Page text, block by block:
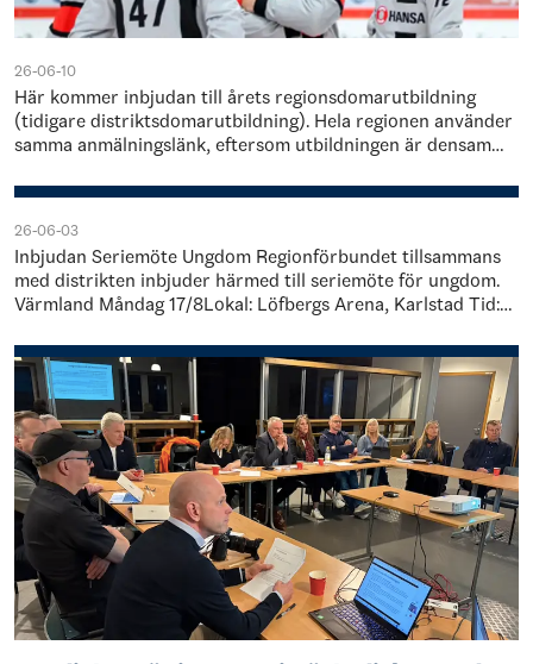
26-06-10
Här kommer inbjudan till årets regionsdomarutbildning
(tidigare distriktsdomarutbildning). Hela regionen använder
samma anmälningslänk, eftersom utbildningen är densamma
26-06-03
Inbjudan Seriemöte Ungdom Regionförbundet tillsammans
med distrikten inbjuder härmed till seriemöte för ungdom.
Värmland Måndag 17/8Lokal: Löfbergs Arena, Karlstad Tid: